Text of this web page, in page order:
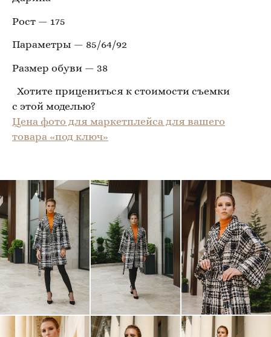
Рост — 175
Параметры — 85/64/92
Размер обуви — 38
Хотите прицениться к стоимости съемки
с этой моделью?
Цена фото для маркетплейса для вашего
товара «под ключ»